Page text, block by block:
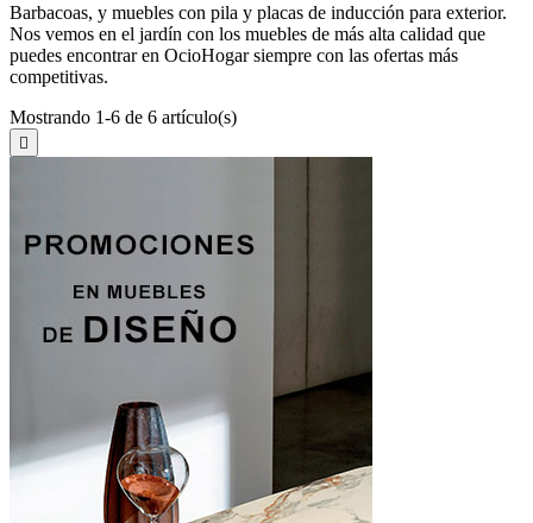
Barbacoas, y muebles con pila y placas de inducción para exterior.
Nos vemos en el jardín con los muebles de más alta calidad que
puedes encontrar en OcioHogar siempre con las ofertas más
competitivas.
Mostrando 1-6 de 6 artículo(s)
